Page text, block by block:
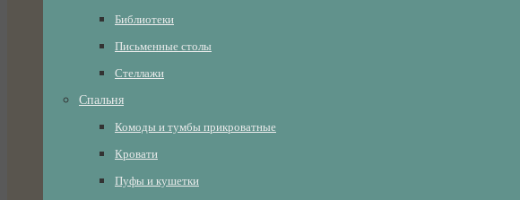
Библиотеки
Письменные столы
Стеллажи
Спальня
Комоды и тумбы прикроватные
Кровати
Пуфы и кушетки